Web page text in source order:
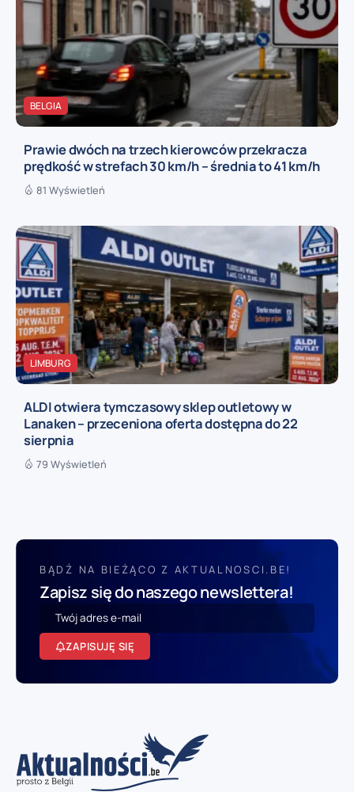
BELGIA
Prawie dwóch na trzech kierowców przekracza
prędkość w strefach 30 km/h – średnia to 41 km/h
81 Wyświetleń
LIMBURG
ALDI otwiera tymczasowy sklep outletowy w
Lanaken – przeceniona oferta dostępna do 22
sierpnia
79 Wyświetleń
BĄDŹ NA BIEŻĄCO Z AKTUALNOSCI.BE!
Zapisz się do naszego newslettera!
ZAPISUJĘ SIĘ